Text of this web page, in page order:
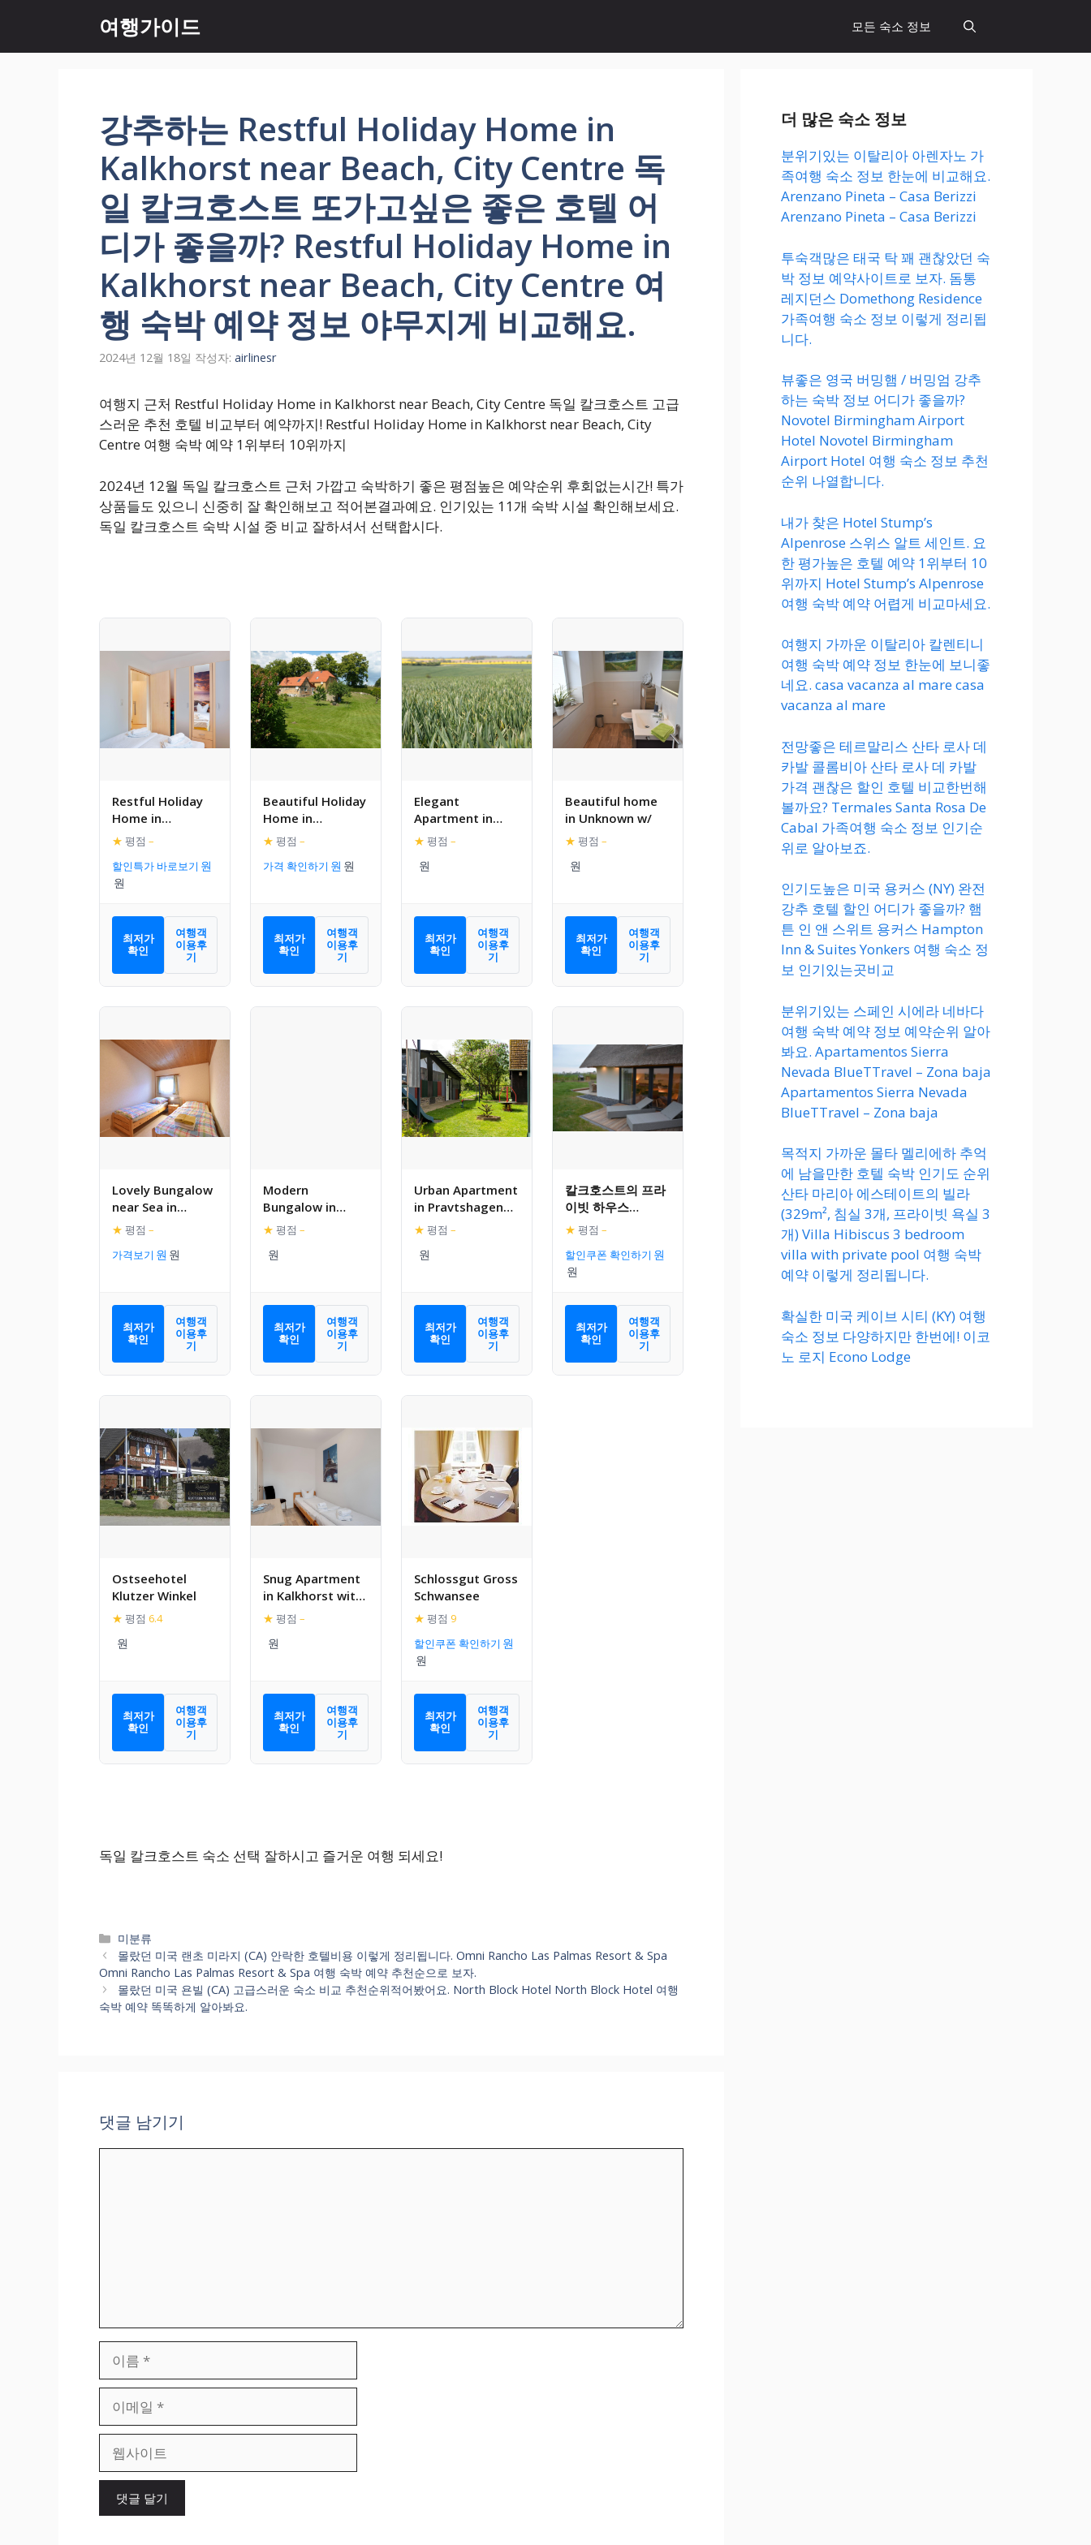
츠
여행가이드 모든 숙소 정보
강추하는 Restful Holiday Home in
Kalkhorst near Beach, City Centre 독
일 칼크호스트 또가고싶은 좋은 호텔 어
디가 좋을까? Restful Holiday Home in
Kalkhorst near Beach, City Centre 여
행 숙박 예약 정보 야무지게 비교해요.
2024년 12월 18일 작성자: airlinesr
여행지 근처 Restful Holiday Home in Kalkhorst near Beach, City Centre 독일 칼크호스트 고급
스러운 추천 호텔 비교부터 예약까지! Restful Holiday Home in Kalkhorst near Beach, City
Centre 여행 숙박 예약 1위부터 10위까지
2024년 12월 독일 칼크호스트 근처 가깝고 숙박하기 좋은 평점높은 예약순위 후회없는시간! 특가
상품들도 있으니 신중히 잘 확인해보고 적어본결과예요. 인기있는 11개 숙박 시설 확인해보세요.
독일 칼크호스트 숙박 시설 중 비교 잘하셔서 선택합시다.
Restful Holiday
Home in
Kalkhorst near
Beach, City
Centre
★ 평점 –
할인특가 바로보기
최저가
확인
여행객
이용후
기
Beautiful Holiday
Home in
Elmenhorst on
Baltic Sea Coast
★ 평점 –
가격 확인하기
최저가
확인
여행객
이용후
기
Elegant
Apartment in
Warnkenhagen
with furnished
terrace
★ 평점 –
최저가
확인
여행객
이용후
기
Beautiful home
in Unknown w/
★ 평점 –
최저가
확인
여행객
이용후
기
Lovely Bungalow
near Sea in
Elmenhorst
★ 평점 –
가격보기
최저가
확인
여행객
이용후
기
Modern
Bungalow in
Warnkenhagen
with Garden
★ 평점 –
최저가
확인
여행객
이용후
기
Urban Apartment
in Pravtshagen
with Garden
★ 평점 –
최저가
확인
여행객
이용후
기
칼크호스트의 프라
이빗 하우스
(300m², 침실 5개,
프라이빗 욕실 2개)
★ 평점 –
할인쿠폰 확인하기
최저가
확인
여행객
이용후
기
Ostseehotel
Klutzer Winkel
★ 평점 6.4
최저가
확인
여행객
이용후
기
Snug Apartment
in Kalkhorst with
Terrace near City
Centre
★ 평점 –
최저가
확인
여행객
이용후
기
Schlossgut Gross
Schwansee
★ 평점 9
할인쿠폰 확인하기
최저가
확인
여행객
이용후
기
독일 칼크호스트 숙소 선택 잘하시고 즐거운 여행 되세요!
카
테
고
리
미분류
몰랐던 미국 랜초 미라지 (CA) 안락한 호텔비용 이렇게 정리됩니다. Omni Rancho Las Palmas Resort & Spa
Omni Rancho Las Palmas Resort & Spa 여행 숙박 예약 추천순으로 보자.
몰랐던 미국 욘빌 (CA) 고급스러운 숙소 비교 추천순위적어봤어요. North Block Hotel North Block Hotel 여행
숙박 예약 똑똑하게 알아봐요.
댓글 남기기
일
이
더 많은 숙소 정보
분위기있는 이탈리아 아렌자노 가
족여행 숙소 정보 한눈에 비교해요.
Arenzano Pineta – Casa Berizzi
Arenzano Pineta – Casa Berizzi
투숙객많은 태국 탁 꽤 괜찮았던 숙
박 정보 예약사이트로 보자. 돔통
레지던스 Domethong Residence
가족여행 숙소 정보 이렇게 정리됩
니다.
뷰좋은 영국 버밍햄 / 버밍엄 강추
하는 숙박 정보 어디가 좋을까?
Novotel Birmingham Airport
Hotel Novotel Birmingham
Airport Hotel 여행 숙소 정보 추천
순위 나열합니다.
내가 찾은 Hotel Stump’s
Alpenrose 스위스 알트 세인트. 요
한 평가높은 호텔 예약 1위부터 10
위까지 Hotel Stump’s Alpenrose
여행 숙박 예약 어렵게 비교마세요.
여행지 가까운 이탈리아 칼렌티니
여행 숙박 예약 정보 한눈에 보니좋
네요. casa vacanza al mare casa
vacanza al mare
전망좋은 테르말리스 산타 로사 데
카발 콜롬비아 산타 로사 데 카발
가격 괜찮은 할인 호텔 비교한번해
볼까요? Termales Santa Rosa De
Cabal 가족여행 숙소 정보 인기순
위로 알아보죠.
인기도높은 미국 용커스 (NY) 완전
강추 호텔 할인 어디가 좋을까? 햄
튼 인 앤 스위트 용커스 Hampton
Inn & Suites Yonkers 여행 숙소 정
보 인기있는곳비교
분위기있는 스페인 시에라 네바다
여행 숙박 예약 정보 예약순위 알아
봐요. Apartamentos Sierra
Nevada BlueTTravel – Zona baja
Apartamentos Sierra Nevada
BlueTTravel – Zona baja
목적지 가까운 몰타 멜리에하 추억
에 남을만한 호텔 숙박 인기도 순위
산타 마리아 에스테이트의 빌라
(329m², 침실 3개, 프라이빗 욕실 3
개) Villa Hibiscus 3 bedroom
villa with private pool 여행 숙박
예약 이렇게 정리됩니다.
확실한 미국 케이브 시티 (KY) 여행
숙소 정보 다양하지만 한번에! 이코
노 로지 Econo Lodge